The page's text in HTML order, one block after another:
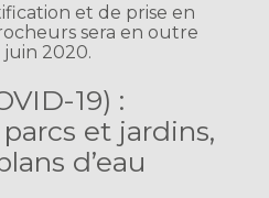
et de prise en
sera en outre
juin 2020.
19) :
et jardins,
d’eau